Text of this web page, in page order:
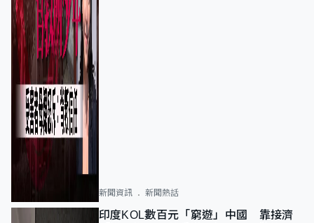
新聞資訊 新聞熱話
印度KOL數百元「窮遊」中國 靠接濟